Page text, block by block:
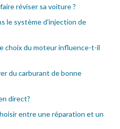
réviser sa voiture ?
le système d'injection de
choix du moteur influence-t-il
du carburant de bonne
direct?
entre une réparation et un